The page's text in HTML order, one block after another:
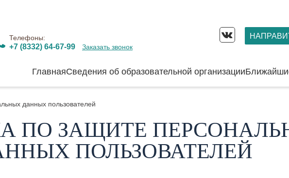
Телефоны:
+7 (8332) 64-67-99 Заказать звонок
ГлавнаяСведения об образовательной организации
данных пользователей
ПО ЗАЩИТЕ
ПОЛЬЗОВАТЕЛЕЙ